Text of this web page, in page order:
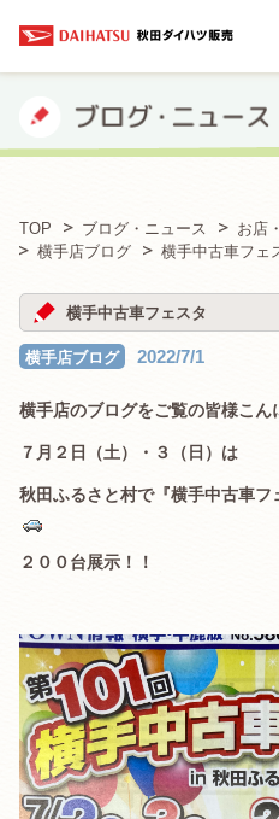
TOP ブログ・ニュース
お店
横手店ブログ
横手中古車フェ
横手中古車フェスタ
横手店ブログ 2022/7/1
横手店のブログをご覧の皆様こん
７月２日（土）・３（日）は
秋田ふるさと村で『横手中古車
２００台展示！！